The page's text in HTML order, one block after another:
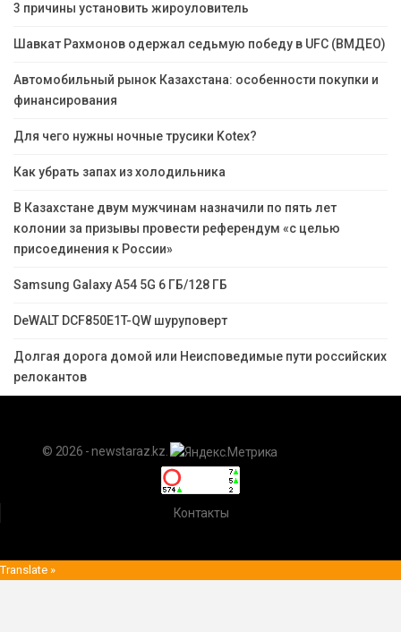
3 причины установить жироуловитель
Шавкат Рахмонов одержал седьмую победу в UFC (ВМДЕО)
Автомобильный рынок Казахстана: особенности покупки и
финансирования
Для чего нужны ночные трусики Kotex?
Как убрать запах из холодильника
В Казахстане двум мужчинам назначили по пять лет
колонии за призывы провести референдум «с целью
присоединения к России»
Samsung Galaxy A54 5G 6 ГБ/128 ГБ
DeWALT DCF850E1T-QW шуруповерт
Долгая дорога домой или Неисповедимые пути российских
релокантов
© 2026 - newstaraz.kz.
Контакты
Translate »